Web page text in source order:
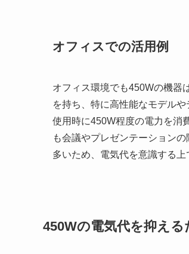
オフィスでの活用例
オフィス環境でも450Wの機器
を持ち、特に高性能なモデル
使用時に450W程度の電力を消
も会議やプレゼンテーション
多いため、電気代を意識する上
450Wの電気代を抑える